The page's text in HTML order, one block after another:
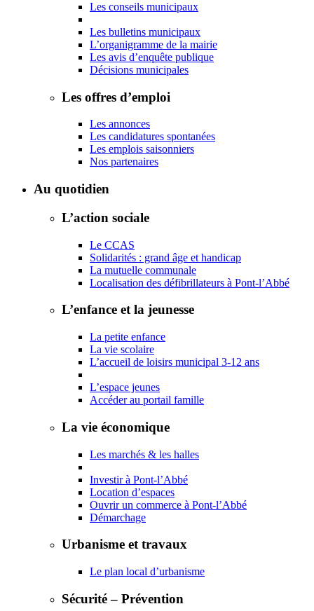
Les conseils municipaux
Les bulletins municipaux
L’organigramme de la mairie
Les avis d’enquête publique
Décisions municipales
Les offres d’emploi
Les annonces
Les candidatures spontanées
Les emplois saisonniers
Nos partenaires
Au quotidien
L’action sociale
Le CCAS
Solidarités : grand âge et handicap
La mutuelle communale
Localisation des défibrillateurs à Pont-l’Abbé
L’enfance et la jeunesse
La petite enfance
La vie scolaire
L’accueil de loisirs municipal 3-12 ans
L’espace jeunes
Accéder au portail famille
La vie économique
Les marchés & les halles
Investir à Pont-l’Abbé
Location d’espaces
Ouvrir un commerce à Pont-l’Abbé
Démarchage
Urbanisme et travaux
Le plan local d’urbanisme
Sécurité – Prévention